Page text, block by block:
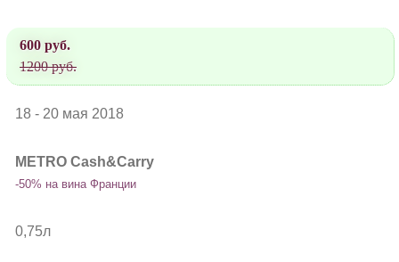
600 руб.
1200 руб.
18 - 20 мая 2018
METRO Cash&Carry
-50% на вина Франции
0,75л